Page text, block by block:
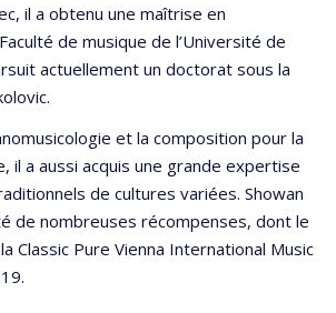
il a obtenu une maîtrise en
de musique de l’Université de
actuellement un doctorat sous la
et la composition pour la
il a aussi acquis une grande expertise
de cultures variées. Showan
de nombreuses récompenses, dont le
Classic Pure Vienna International Music